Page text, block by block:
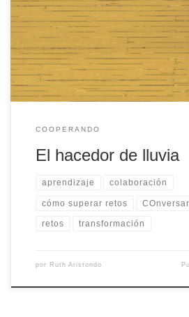
taoísta: el “No hacer” (Wu Wei) que “sí
en tu vida?
COOPERANDO
El hacedor de lluvia
aprendizaje colaboración
cómo superar retos COnversar
retos transformación
por Ruth Aristondo